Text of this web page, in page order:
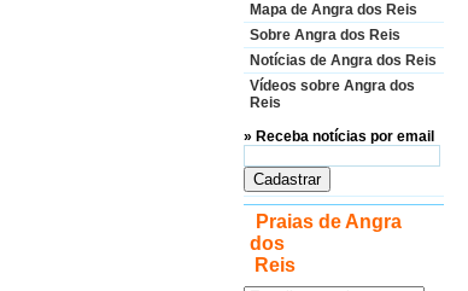
Mapa de Angra dos Reis
Sobre Angra dos Reis
Notícias de Angra dos Reis
Vídeos sobre Angra dos
Reis
» Receba notícias por email
Praias de Angra
dos
Reis